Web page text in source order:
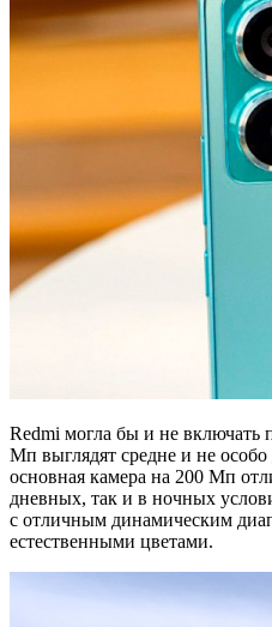
Redmi могла бы и не
Мп выглядят средне и не
основная камера на 200 Мп
дневных, так и в ночных
с отличным динамическим
естественными цветами.